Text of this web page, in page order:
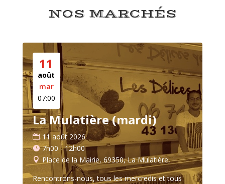
NOS MARCHÉS
11
août
mar
07:00
La Mulatière (mardi)
11 août 2026
7h00 - 12h00
Place de la Mairie, 69350, La Mulatière,
Rencontrons-nous, tous les mercredis et tous